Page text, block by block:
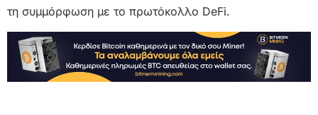
τη συμμόρφωση με το πρωτόκολλο DeFi.